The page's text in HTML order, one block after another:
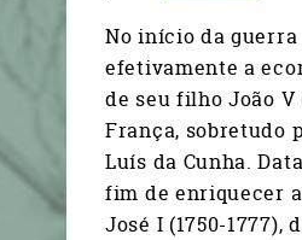
No início da
efetivamente a
de seu filho João
França, sobretudo
Luís da Cunha.
fim de enriquecer
José I (1750-